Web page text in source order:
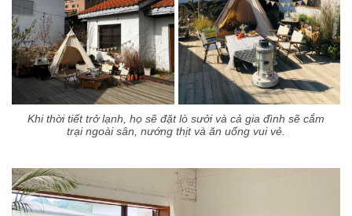
Khi thời tiết trở lạnh, họ sẽ đặt lò sưởi và cả gia đình sẽ cắm
trại ngoài sân, nướng thịt và ăn uống vui vẻ.